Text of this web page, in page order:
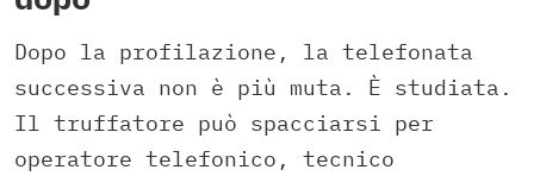
Dopo la profilazione, la telefonata
successiva non è più muta. È studiata.
Il truffatore può spacciarsi per
operatore telefonico, tecnico